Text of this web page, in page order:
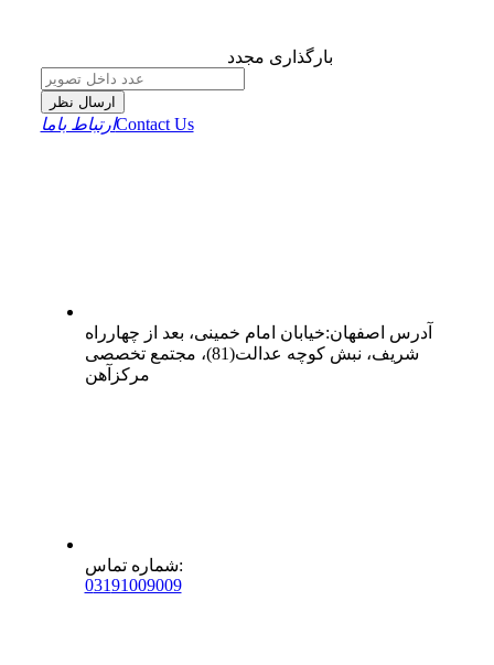
بارگذاری مجدد
ارسال نظر
ارتباط باماContact Us
آدرس اصفهان:خیابان امام خمینی، بعد از چهارراه
شریف، نبش کوچه عدالت(81)، مجتمع تخصصی
مرکزآهن
شماره تماس:
03191009009